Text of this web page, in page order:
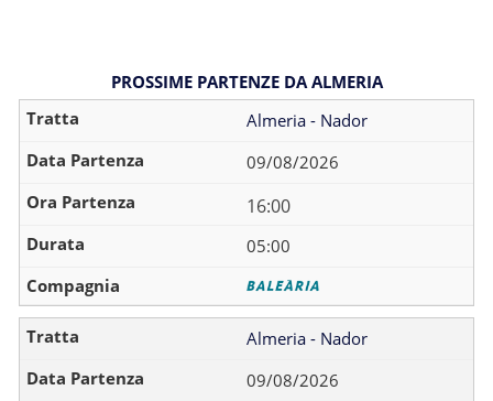
PROSSIME PARTENZE DA ALMERIA
Almeria - Nador
09/08/2026
16:00
05:00
Almeria - Nador
09/08/2026